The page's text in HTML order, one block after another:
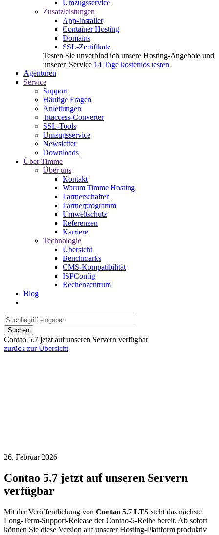
Umzugsservice
Zusatzleistungen
App-Installer
Container Hosting
Domains
SSL-Zertifikate
Testen Sie unverbindlich unsere Hosting-Angebote und
unseren Service 14 Tage kostenlos testen
Agenturen
Service
Support
Häufige Fragen
Anleitungen
.htaccess-Converter
SSL-Tools
Umzugsservice
Newsletter
Downloads
Über Timme
Über uns
Kontakt
Warum Timme Hosting
Partnerschaften
Partnerprogramm
Umweltschutz
Referenzen
Karriere
Technologie
Übersicht
Benchmarks
CMS-Kompatibilität
ISPConfig
Rechenzentrum
Blog
Suchen
Contao 5.7 jetzt auf unseren Servern verfügbar
zurück zur Übersicht
26. Februar 2026
Contao 5.7 jetzt auf unseren Servern
verfügbar
Mit der Veröffentlichung von Contao 5.7 LTS steht das nächste
Long-Term-Support-Release der Contao-5-Reihe bereit. Ab sofort
können Sie diese Version auf unserer Hosting-Plattform produktiv